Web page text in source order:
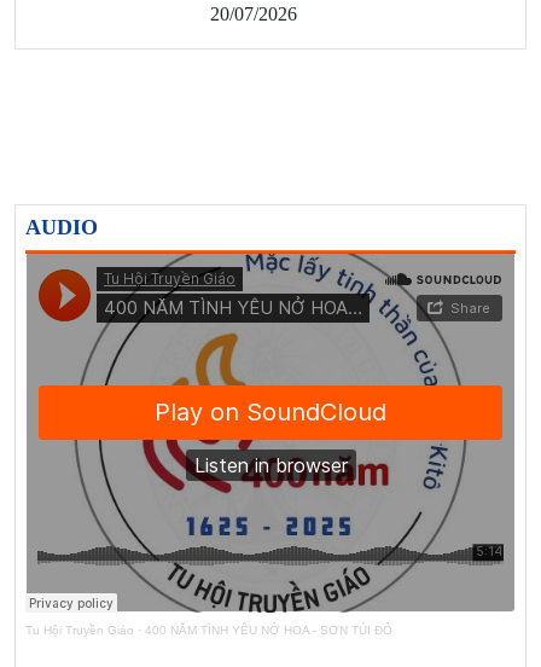
20/07/2026
AUDIO
Tu Hội Truyền Giáo · 400 NĂM TÌNH YÊU NỞ HOA - SƠN TÚI ĐỎ